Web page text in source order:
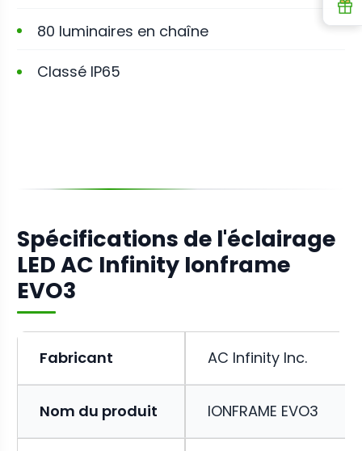
80 luminaires en chaîne
Classé IP65
Spécifications de l'éclairage
LED AC Infinity Ionframe
EVO3
Fabricant AC Infinity Inc.
Nom du produit IONFRAME EVO3